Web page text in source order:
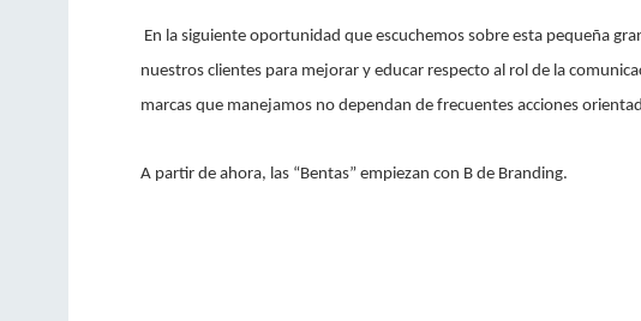
En la siguiente oportunidad que escuchemos sobre esta pequeña
nuestros clientes para mejorar y educar respecto al rol de la
marcas que manejamos no dependan de frecuentes acciones
A partir de ahora, las “Bentas” empiezan con B de Branding.